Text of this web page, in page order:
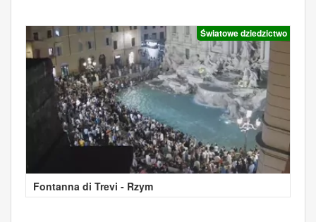
Światowe dziedzictwo
Fontanna di Trevi - Rzym